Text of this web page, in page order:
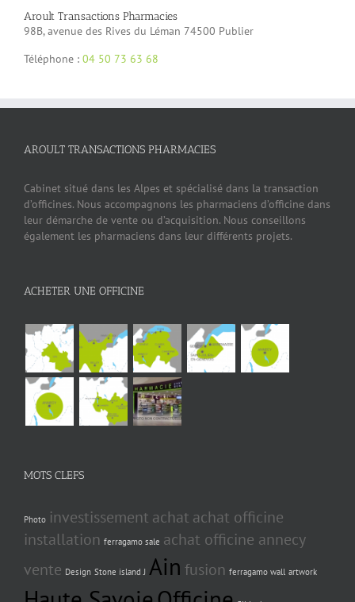
Aroult Transactions Pharmacies
98B, avenue des Rives du Léman 74500 Publier
Téléphone : 04 50 73 63 68
AROULT TRANSACTIONS PHARMACIES
Cabinet situé dans les Alpes et spécialisé dans la transaction
d’officines. Nous accompagnons les pharmaciens d’officine dans
leur démarche de vente ou d’acquisition. Nous conseillons
également les pharmaciens dans leur différents projets.
ACHETER UNE OFFICINE
MOTS CLEFS
Photo investissement achat achat officine
installation ferragamo sale achat officine annecy
vente Design Stone island J Ain fusion ferragamo wall artwork